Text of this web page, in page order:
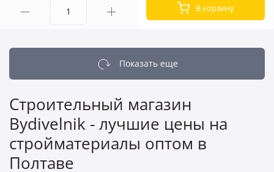
В корзину
Показать еще
Строительный магазин
Bydivelnik - лучшие цены на
стройматериалы оптом в
Полтаве